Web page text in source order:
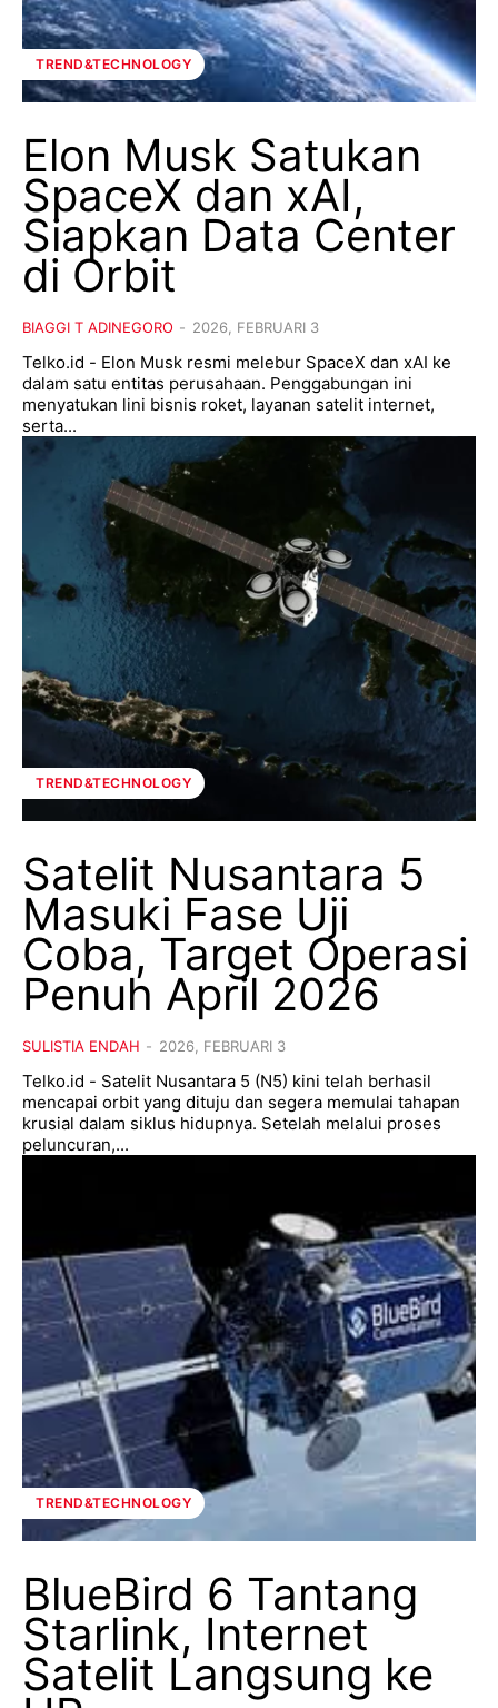
TREND&TECHNOLOGY
Elon Musk Satukan
SpaceX dan xAI,
Siapkan Data Center
di Orbit
BIAGGI T ADINEGORO - 2026, FEBRUARI 3
Telko.id - Elon Musk resmi melebur SpaceX dan xAI ke
dalam satu entitas perusahaan. Penggabungan ini
menyatukan lini bisnis roket, layanan satelit internet,
serta...
TREND&TECHNOLOGY
Satelit Nusantara 5
Masuki Fase Uji
Coba, Target Operasi
Penuh April 2026
SULISTIA ENDAH - 2026, FEBRUARI 3
Telko.id - Satelit Nusantara 5 (N5) kini telah berhasil
mencapai orbit yang dituju dan segera memulai tahapan
krusial dalam siklus hidupnya. Setelah melalui proses
peluncuran,...
TREND&TECHNOLOGY
BlueBird 6 Tantang
Starlink, Internet
Satelit Langsung ke